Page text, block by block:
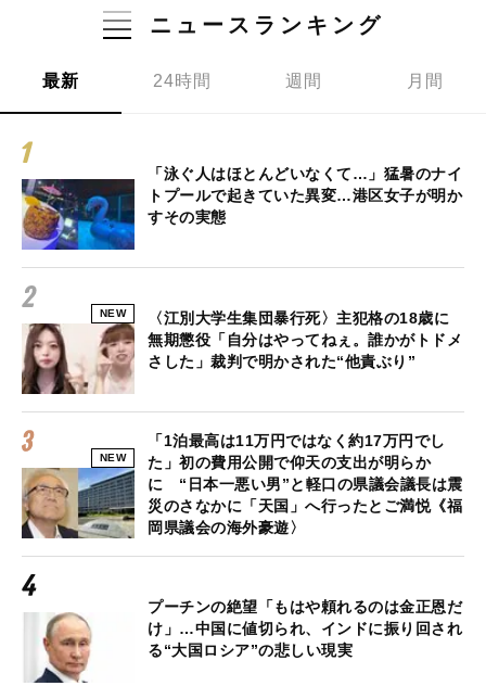
ニュースランキング
最新 24時間 週間 月間
「泳ぐ人はほとんどいなくて…」猛暑のナイ
トプールで起きていた異変…港区女子が明か
すその実態
NEW
〈江別大学生集団暴行死〉主犯格の18歳に
無期懲役「自分はやってねぇ。誰かがトドメ
さした」裁判で明かされた“他責ぶり”
NEW
「1泊最高は11万円ではなく約17万円でし
た」初の費用公開で仰天の支出が明らか
に “日本一悪い男”と軽口の県議会議長は震
災のさなかに「天国」へ行ったとご満悦《福
岡県議会の海外豪遊〉
プーチンの絶望「もはや頼れるのは金正恩だ
け」…中国に値切られ、インドに振り回され
る“大国ロシア”の悲しい現実